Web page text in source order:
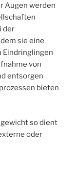
Augen werden
der
sie eine
Eindringlingen
von
entsorgen
bieten
so dient
oder